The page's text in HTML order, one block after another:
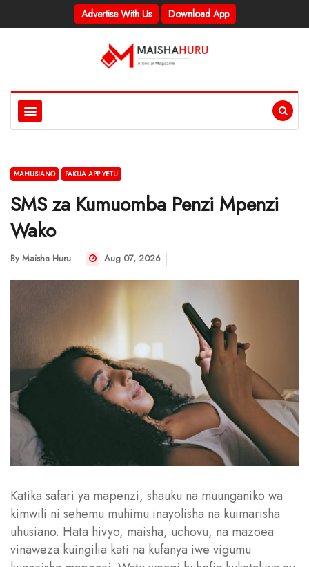
Advertise With Us Download App
MAHUSIANO PAKUA APP YETU
SMS za Kumuomba Penzi Mpenzi
Wako
By Maisha Huru Aug 07, 2026
Katika safari ya mapenzi, shauku na muunganiko wa
kimwili ni sehemu muhimu inayolisha na kuimarisha
uhusiano. Hata hivyo, maisha, uchovu, na mazoea
vinaweza kuingilia kati na kufanya iwe vigumu